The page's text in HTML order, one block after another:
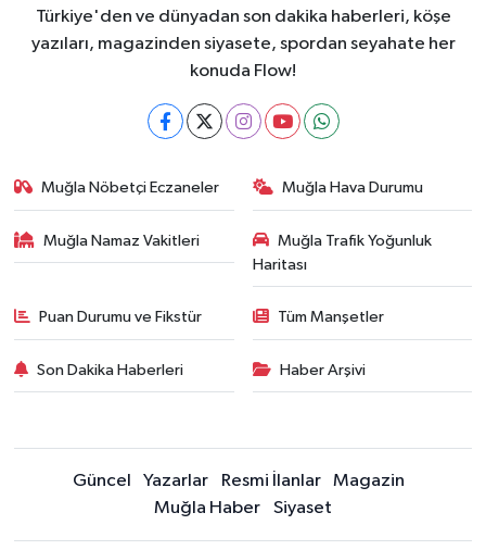
Türkiye'den ve dünyadan son dakika haberleri, köşe
yazıları, magazinden siyasete, spordan seyahate her
konuda Flow!
Muğla Nöbetçi Eczaneler Muğla Hava Durumu
Muğla Namaz Vakitleri
Muğla Trafik Yoğunluk
Haritası
Puan Durumu ve Fikstür Tüm Manşetler
Son Dakika Haberleri Haber Arşivi
Güncel Yazarlar Resmi İlanlar
Magazin
Muğla Haber
Siyaset